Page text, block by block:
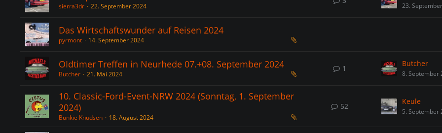
sierra3dr 22. September 2024 23.
Das Wirtschaftswunder auf Reisen 2024
pyrmont 14. September 2024
OIdtimer Treffen in Neurhede 07.+08. September 2024
Butcher 21. Mai 2024
1
Butcher
8. September
10. Classic-Ford-Event-NRW 2024 (Sonntag, 1. September
2024)
Bunkie Knudsen 18. August 2024
52
Keule
5. September